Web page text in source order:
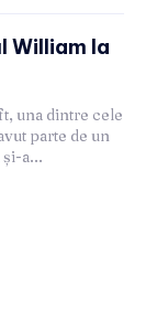
William la
una dintre cele
parte de un
a...